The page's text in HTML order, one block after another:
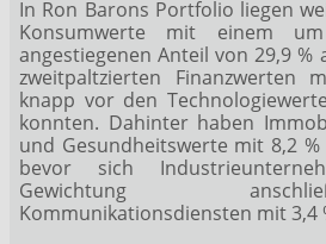
In Ron Barons Portfolio liegen
Konsumwerte mit einem
angestiegenen Anteil von 29,9 %
zweitpaltzierten Finanzwerten
knapp vor den
konnten. Dahinter haben
und Gesundheitswerte mit 8,2
bevor sich
Gewichtung
Kommunikationsdiensten mit 3,4